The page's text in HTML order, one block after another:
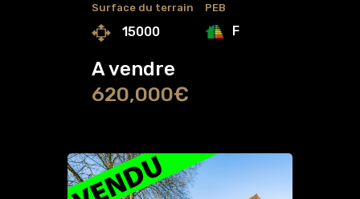
Surface du terrain
15000
PEB
F
A vendre
620,000€